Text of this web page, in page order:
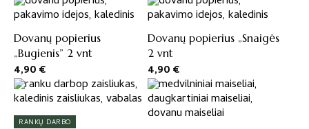
Dovanų popierius
„Bugienis” 2 vnt
4,90€
Dovanų popierius „Snaigės
2 vnt
4,90€
RANKŲ DARBO